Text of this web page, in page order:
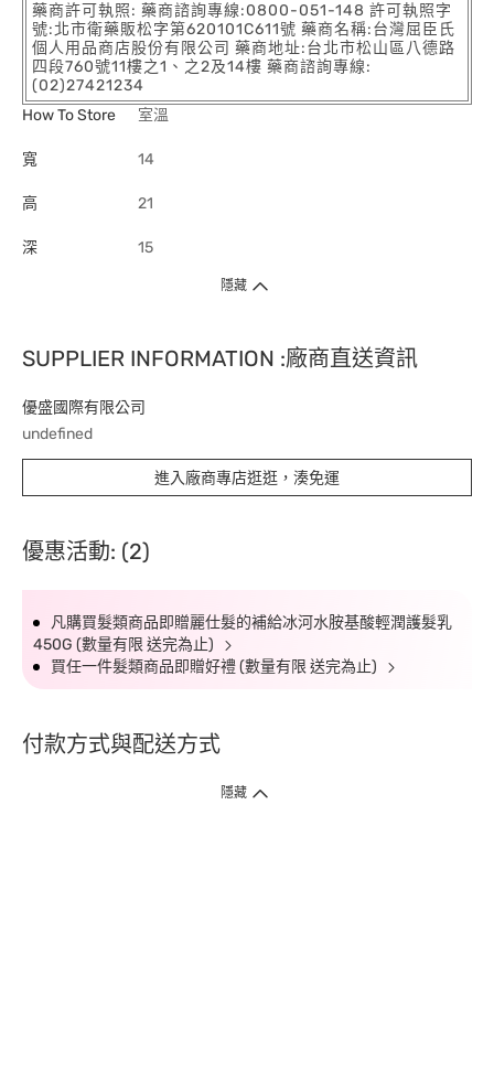
藥商許可執照: 藥商諮詢專線:0800-051-148 許可執照字
號:北市衛藥販松字第620101C611號 藥商名稱:台灣屈臣氏
個人用品商店股份有限公司 藥商地址:台北市松山區八德路
四段760號11樓之1、之2及14樓 藥商諮詢專線:
(02)27421234
How To Store
室溫
寬 14
高 21
深 15
隱藏
SUPPLIER INFORMATION :廠商直送資訊
優盛國際有限公司
undefined
進入廠商專店逛逛，湊免運
優惠活動: (2)
凡購買髮類商品即贈麗仕髮的補給冰河水胺基酸輕潤護髮乳
450G (數量有限 送完為止)
買任一件髮類商品即贈好禮 (數量有限 送完為止)
付款方式與配送方式
隱藏